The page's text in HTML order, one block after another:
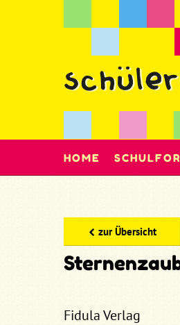
HOME
zur Übersicht
Fidula Verlag